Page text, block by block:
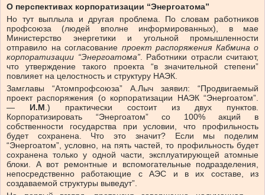
О перспективах корпоратизации “Энергоатома”
Но тут выплыла и другая проблема. По словам работников
профсоюза (людей вполне информированных), в мае
Министерство энергетики и угольной промышленности
отправило на согласование проект распоряжения Кабмина о
корпоратизации “Энергоатома”. Работники отрасли считают,
что утверждение такого проекта “в значительной степени”
повлияет на целостность и структуру НАЭК.
Замглавы “Атомпрофсоюза” А.Лыч заявил: “Продвигаемый
проект распоряжения (о корпоратизации НАЭК “Энергоатом”.
— И.М.) практически состоит из двух пунктов.
Корпоратизировать “Энергоатом” со 100% акций в
собственности государства при условии, что профильность
будет сохранена. Что это значит? Если мы поделим
“Энергоатом”, условно, на пять частей, то профильность будет
сохранена только у одной части, эксплуатирующей атомные
блоки. А вот ремонтные и вспомогательные подразделения,
непосредственно работающие с АЭС и в их составе, из
создаваемой структуры выведут”.